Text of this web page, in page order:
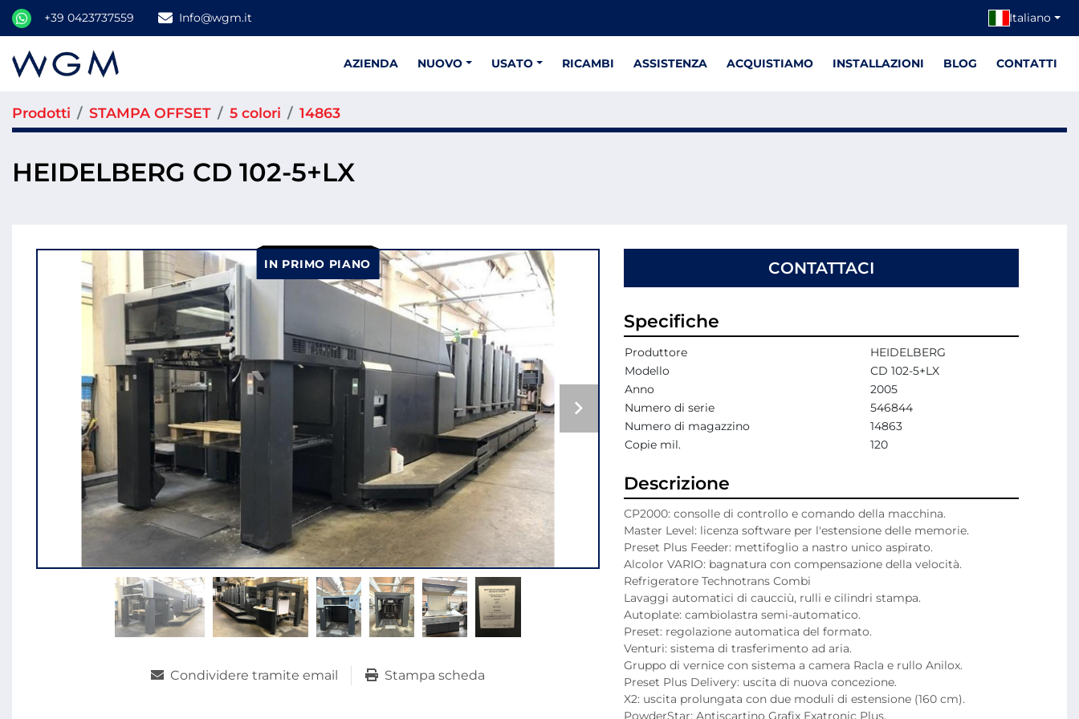
+39 0423737559 Info@wgm.it Italiano
USATO RICAMBI
AZIENDA ASSISTENZA ACQUISTIAMO INSTALLAZIONI BLOG CONTATTI
NUOVO
Prodotti STAMPA OFFSET 5 colori 14863
HEIDELBERG CD 102-5+LX
CONTATTACI
IN PRIMO PIANO
Condividere tramite email Stampa scheda
Specifiche
Produttore
HEIDELBERG
Modello
CD 102-5+LX
Anno
2005
Numero di serie
546844
Numero di magazzino
14863
Copie mil.
120
Descrizione
CP2000: consolle di controllo e comando della macchina.
Master Level: licenza software per l'estensione delle memorie.
Preset Plus Feeder: mettifoglio a nastro unico aspirato.
Alcolor VARIO: bagnatura con compensazione della velocità.
Refrigeratore Technotrans Combi
Lavaggi automatici di caucciù, rulli e cilindri stampa.
Autoplate: cambiolastra semi-automatico.
Preset: regolazione automatica del formato.
Venturi: sistema di trasferimento ad aria.
Gruppo di vernice con sistema a camera Racla e rullo Anilox.
Preset Plus Delivery: uscita di nuova concezione.
X2: uscita prolungata con due moduli di estensione (160 cm).
PowderStar: Antiscartino Grafix Exatronic Plus.